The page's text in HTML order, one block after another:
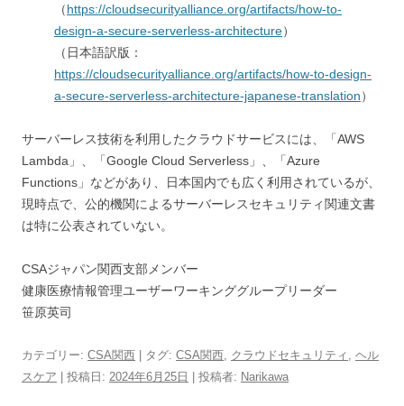
（https://cloudsecurityalliance.org/artifacts/how-to-
design-a-secure-serverless-architecture）
（日本語訳版：
https://cloudsecurityalliance.org/artifacts/how-to-design-
a-secure-serverless-architecture-japanese-translation）
サーバーレス技術を利用したクラウドサービスには、「AWS
Lambda」、「Google Cloud Serverless」、「Azure
Functions」などがあり、日本国内でも広く利用されているが、
現時点で、公的機関によるサーバーレスセキュリティ関連文書
は特に公表されていない。
CSAジャパン関西支部メンバー
健康医療情報管理ユーザーワーキンググループリーダー
笹原英司
カテゴリー: CSA関西 | タグ: CSA関西 クラウドセキュリティ
ヘル
スケア | 投稿日: 2024年6月25日 | 投稿者: Narikawa